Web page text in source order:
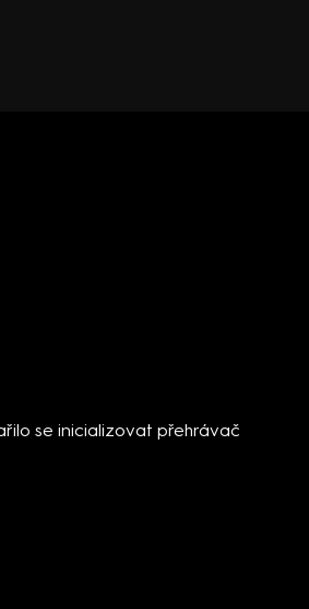
se inicializovat přehrávač